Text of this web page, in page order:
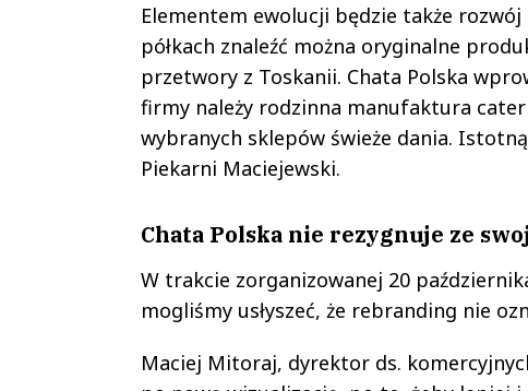
Elementem ewolucji będzie także
półkach znaleźć można oryginalne
przetwory z Toskanii. Chata Polska
firmy należy rodzinna manufaktura
wybranych sklepów świeże dania.
Piekarni Maciejewski.
Chata Polska nie rezygnuje ze
W trakcie zorganizowanej 20
mogliśmy usłyszeć, że rebranding nie
Maciej Mitoraj, dyrektor ds.